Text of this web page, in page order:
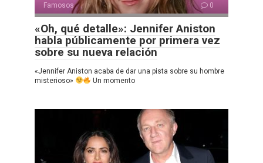
Famosos 0
«Oh, qué detalle»: Jennifer Aniston
habla públicamente por primera vez
sobre su nueva relación
«Jennifer Aniston acaba de dar una pista sobre su hombre
misterioso»
Un momento